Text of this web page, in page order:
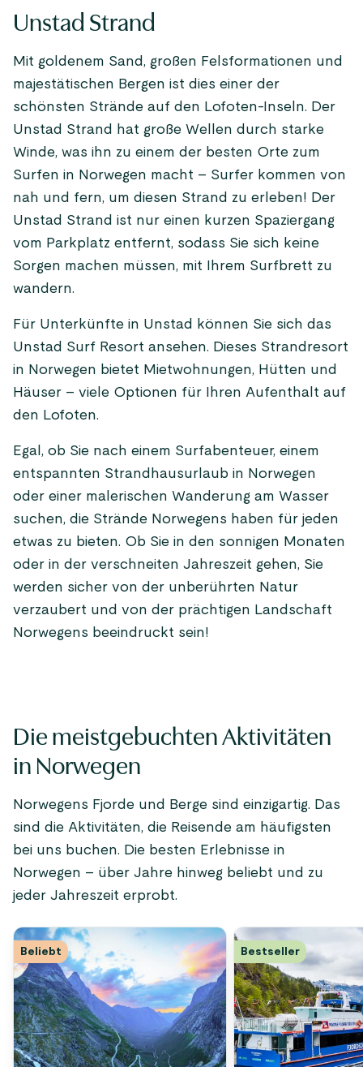
Unstad Strand
Mit goldenem Sand, großen Felsformationen und
majestätischen Bergen ist dies einer der
schönsten Strände auf den Lofoten-Inseln. Der
Unstad Strand hat große Wellen durch starke
Winde, was ihn zu einem der besten Orte zum
Surfen in Norwegen macht – Surfer kommen von
nah und fern, um diesen Strand zu erleben! Der
Unstad Strand ist nur einen kurzen Spaziergang
vom Parkplatz entfernt, sodass Sie sich keine
Sorgen machen müssen, mit Ihrem Surfbrett zu
wandern.
Für Unterkünfte in Unstad können Sie sich das
Unstad Surf Resort ansehen. Dieses Strandresort
in Norwegen bietet Mietwohnungen, Hütten und
Häuser – viele Optionen für Ihren Aufenthalt auf
den Lofoten.
Egal, ob Sie nach einem Surfabenteuer, einem
entspannten Strandhausurlaub in Norwegen
oder einer malerischen Wanderung am Wasser
suchen, die Strände Norwegens haben für jeden
etwas zu bieten. Ob Sie in den sonnigen Monaten
oder in der verschneiten Jahreszeit gehen, Sie
werden sicher von der unberührten Natur
verzaubert und von der prächtigen Landschaft
Norwegens beeindruckt sein!
Die meistgebuchten Aktivitäten
in Norwegen
Norwegens Fjorde und Berge sind einzigartig. Das
sind die Aktivitäten, die Reisende am häufigsten
bei uns buchen. Die besten Erlebnisse in
Norwegen – über Jahre hinweg beliebt und zu
jeder Jahreszeit erprobt.
Beliebt Bestseller